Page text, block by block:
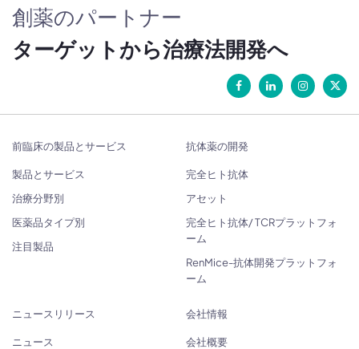
創薬のパートナー
ターゲットから治療法開発へ
前臨床の製品とサービス
製品とサービス
治療分野別
医薬品タイプ別
注目製品
抗体薬の開発
完全ヒト抗体
アセット
完全ヒト抗体/ TCRプラットフォ
ーム
RenMice-抗体開発プラットフォ
ーム
ニュースリリース
ニュース
会社情報
会社概要